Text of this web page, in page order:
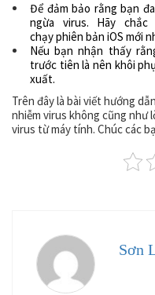
Để đảm bảo rằng bạn
ngừa virus. Hãy
chạy phiên bản iOS mới
Nếu bạn nhận thấy
trước tiên là nên khôi
xuất.
Trên đây là bài viết hướng
nhiễm virus không cũng như
virus từ máy tính. Chúc các
Sơn